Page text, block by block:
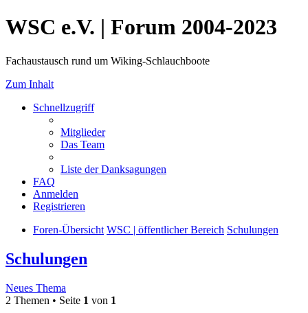
WSC e.V. | Forum 2004-2023
Fachaustausch rund um Wiking-Schlauchboote
Zum Inhalt
Schnellzugriff
Mitglieder
Das Team
Liste der Danksagungen
FAQ
Anmelden
Registrieren
Foren-Übersicht WSC | öffentlicher Bereich Schulungen
Schulungen
Neues Thema
2 Themen • Seite 1 von 1